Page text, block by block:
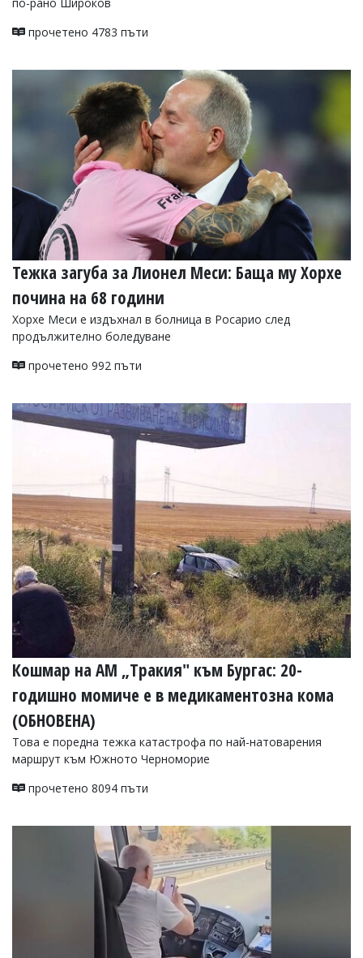
прочетено 4783 пъти
Тежка загуба за Лионел Меси: Баща му Хорхе
почина на 68 години
Хорхе Меси е издъхнал в болница в Росарио след
продължително боледуване
прочетено 992 пъти
Кошмар на АМ „Тракия" към Бургас: 20-
годишно момиче е в медикаментозна кома
(ОБНОВЕНА)
Това е поредна тежка катастрофа по най-натоварения
маршрут към Южното Черноморие
прочетено 8094 пъти